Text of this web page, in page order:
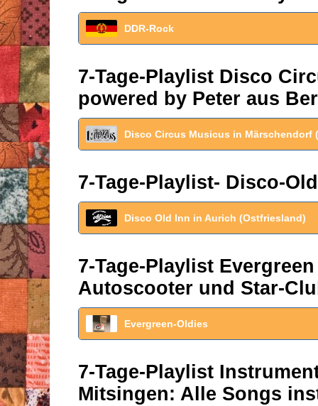
DDR-Rock
7-Tage-Playlist Disco
powered by Peter aus
Disco Circus Musicus in Märschendorf
7-Tage-Playlist- Disco-
Disco Old Inn in Aurich (Ostfriesland)
7-Tage-Playlist
Autoscooter und Star-
Evergreen-Oldies
7-Tage-Playlist
Mitsingen: Alle Songs